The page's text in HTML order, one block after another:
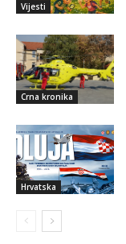
Vijesti
Crna kronika
Hrvatska